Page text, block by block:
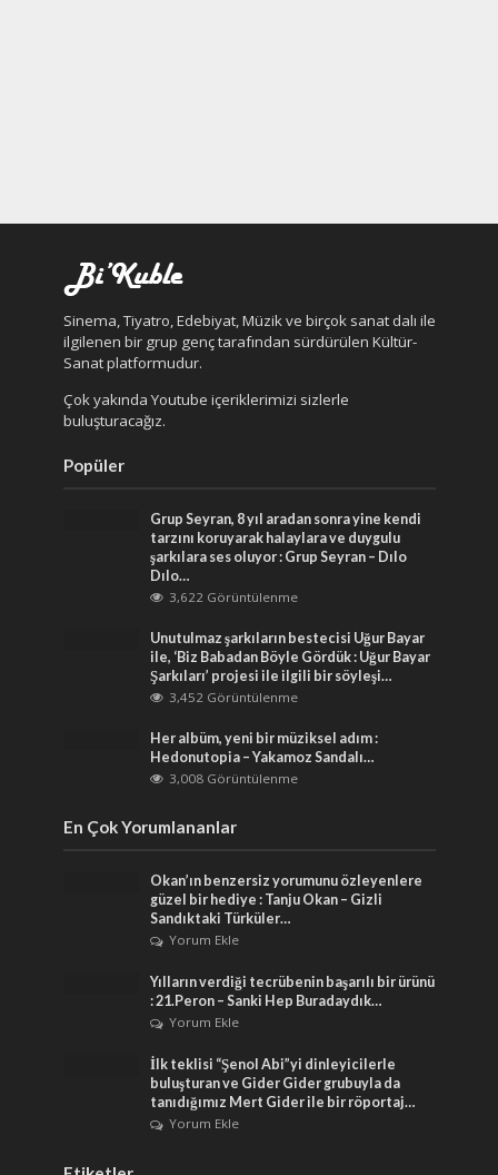
Sinema, Tiyatro, Edebiyat, Müzik ve birçok sanat dalı ile
ilgilenen bir grup genç tarafından sürdürülen Kültür-
Sanat platformudur.
Çok yakında Youtube içeriklerimizi sizlerle
buluşturacağız.
Popüler
Grup Seyran, 8 yıl aradan sonra yine kendi
tarzını koruyarak halaylara ve duygulu
şarkılara ses oluyor : Grup Seyran – Dılo
Dılo…
3,622 Görüntülenme
Unutulmaz şarkıların bestecisi Uğur Bayar
ile, ‘Biz Babadan Böyle Gördük : Uğur Bayar
Şarkıları’ projesi ile ilgili bir söyleşi…
3,452 Görüntülenme
Her albüm, yeni bir müziksel adım :
Hedonutopia – Yakamoz Sandalı…
3,008 Görüntülenme
En Çok Yorumlananlar
Okan’ın benzersiz yorumunu özleyenlere
güzel bir hediye : Tanju Okan – Gizli
Sandıktaki Türküler…
Yorum Ekle
Yılların verdiği tecrübenin başarılı bir ürünü
: 21.Peron – Sanki Hep Buradaydık…
Yorum Ekle
İlk teklisi “Şenol Abi”yi dinleyicilerle
buluşturan ve Gider Gider grubuyla da
tanıdığımız Mert Gider ile bir röportaj…
Yorum Ekle